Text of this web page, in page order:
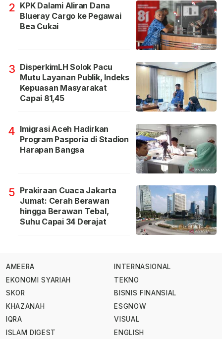
2 KPK Dalami Aliran Dana
Blueray Cargo ke Pegawai
Bea Cukai
3 DisperkimLH Solok Pacu
Mutu Layanan Publik, Indeks
Kepuasan Masyarakat
Capai 81,45
4 Imigrasi Aceh Hadirkan
Program Pasporia di Stadion
Harapan Bangsa
5 Prakiraan Cuaca Jakarta
Jumat: Cerah Berawan
hingga Berawan Tebal,
Suhu Capai 34 Derajat
AMEERA
EKONOMI SYARIAH
SKOR
KHAZANAH
IQRA
ISLAM DIGEST
INTERNASIONAL
TEKNO
BISNIS FINANSIAL
ESGNOW
VISUAL
ENGLISH